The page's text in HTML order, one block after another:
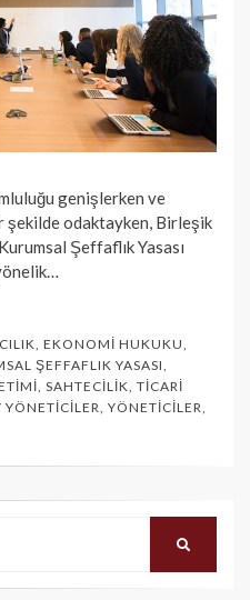
genişlerken ve
şekilde odaktayken, Birleşik
Şeffaflık Yasası
, EKONOMI HUKUKU,
ŞEFFAFLIK YASASI,
, SAHTECILIK, TICARI
YÖNETICILER, YÖNETICILER,